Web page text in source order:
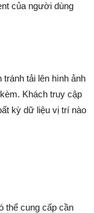
của người dùng
tránh tải lên hình ảnh
Khách truy cập
kỳ dữ liệu vị trí nào
thể cung cấp cần